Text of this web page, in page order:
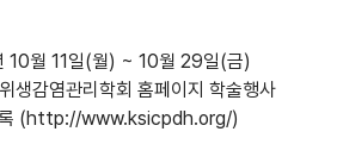
10월 11일(월) ~ 10월 29일(금)
생감염관리학회 홈페이지 학술행사
록 (http://www.ksicpdh.org/)